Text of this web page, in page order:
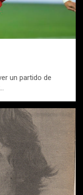
un partido de